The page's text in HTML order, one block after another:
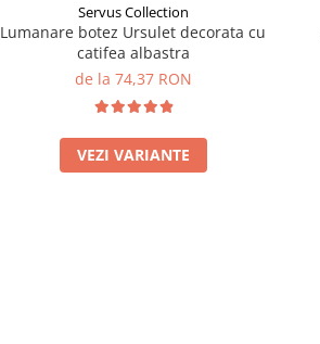
Servus Collection
Lumanare botez Ursulet decorata cu
catifea albastra
de la 74,37 RON
VEZI VARIANTE